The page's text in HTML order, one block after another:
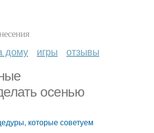
дому игры отзывы
осенью
которые советуем